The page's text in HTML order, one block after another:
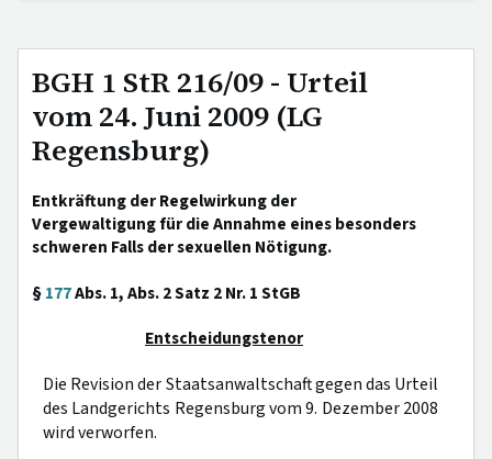
BGH 1 StR 216/09 - Urteil
vom 24. Juni 2009 (LG
Regensburg)
Entkräftung der Regelwirkung der
Vergewaltigung für die Annahme eines besonders
schweren Falls der sexuellen Nötigung.
§177Abs. 1, Abs. 2 Satz 2 Nr. 1 StGB
Entscheidungstenor
Die Revision der Staatsanwaltschaft gegen das Urteil
des Landgerichts Regensburg vom 9. Dezember 2008
wird verworfen.